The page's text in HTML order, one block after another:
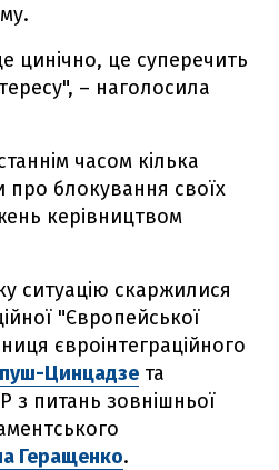
цинічно, це суперечить
– наголосила
часом кілька
про блокування своїх
керівництвом
ситуацію скаржилися
"Європейської
євроінтеграційного
Цинцадзе та
з питань зовнішньої
Геращенко.